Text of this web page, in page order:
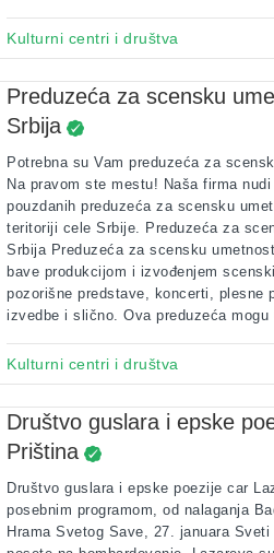
Kulturni centri i društva
Preduzeća za scensku
Srbija
Potrebna su Vam preduzeća za
Na pravom ste mestu! Naša firma
pouzdanih preduzeća za scensku
teritoriji cele Srbije. Preduzeća za
Srbija Preduzeća za scensku
bave produkcijom i izvođenjem
pozorišne predstave, koncerti, plesne
izvedbe i slično. Ova preduzeća
Kulturni centri i društva
Društvo guslara i epske
Priština
Društvo guslara i epske poezije car
posebnim programom, od nalaganja
Hrama Svetog Save, 27. januara